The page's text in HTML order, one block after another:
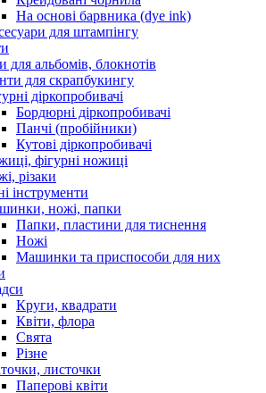
На основі барвника (dye ink)
для штампінгу
для альбомів, блокнотів
для скрапбукингу
діркопробивачі
Бордюрні діркопробивачі
Панчі (пробійники)
Кутові діркопробивачі
фігурні ножиці
різаки
інструменти
ножі, папки
Папки, пластини для тиснення
Ножі
Машинки та приспособи для них
Круги, квадрати
Квіти, флора
Свята
Різне
листочки
Паперові квіти